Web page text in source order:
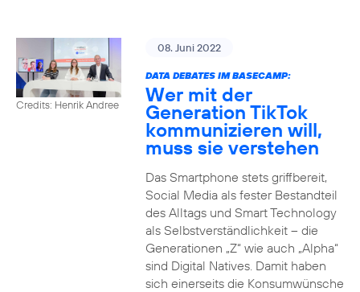
Credits: Henrik Andree
08. Juni 2022
DATA DEBATES IM BASECAMP:
Wer mit der
Generation TikTok
kommunizieren will,
muss sie verstehen
Das Smartphone stets griffbereit,
Social Media als fester Bestandteil
des Alltags und Smart Technology
als Selbstverständlichkeit – die
Generationen „Z“ wie auch „Alpha“
sind Digital Natives. Damit haben
sich einerseits die Konsumwünsche